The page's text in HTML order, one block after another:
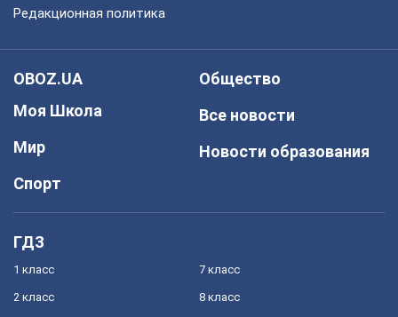
Редакционная политика
OBOZ.UA
Моя Школа
Мир
Спорт
Общество
Все новости
Новости образования
ГДЗ
1 класс
2 класс
7 класс
8 класс